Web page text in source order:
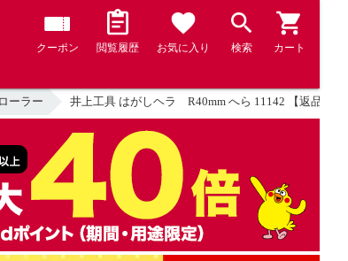
クーポン 閲覧履歴 お気に入り 検索 カート
ーラー 井上工具 はがしヘラ R40mm へら 11142 【返品種別